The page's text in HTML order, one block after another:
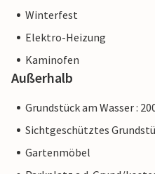
Winterfest
Elektro-Heizung
Kaminofen
Außerhalb
Grundstück am Wasser :
Sichtgeschütztes
Gartenmöbel